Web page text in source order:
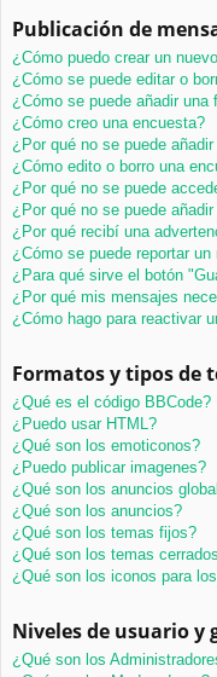
Publicación de
¿Cómo puedo crear un
¿Cómo se puede editar o
¿Cómo se puede añadir una
¿Cómo creo una encuesta?
¿Por qué no se puede
¿Cómo edito o borro una
¿Por qué no se puede
¿Por qué no se puede
¿Por qué recibí una
¿Cómo se puede reportar
¿Para qué sirve el botón
¿Por qué mis mensajes
¿Cómo hago para reactivar
Formatos y tipos de
¿Qué es el código BBCode?
¿Puedo usar HTML?
¿Qué son los emoticonos?
¿Puedo publicar imagenes?
¿Qué son los anuncios
¿Qué son los anuncios?
¿Qué son los temas fijos?
¿Qué son los temas
¿Qué son los iconos para
Niveles de usuario y
¿Qué son los